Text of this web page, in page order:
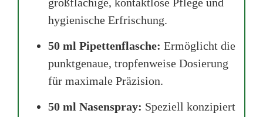
hygienische Erfrischung.
50 ml Pipettenflasche: Ermöglicht die
punktgenaue, tropfenweise Dosierung
für maximale Präzision.
50 ml Nasenspray: Speziell konzipiert